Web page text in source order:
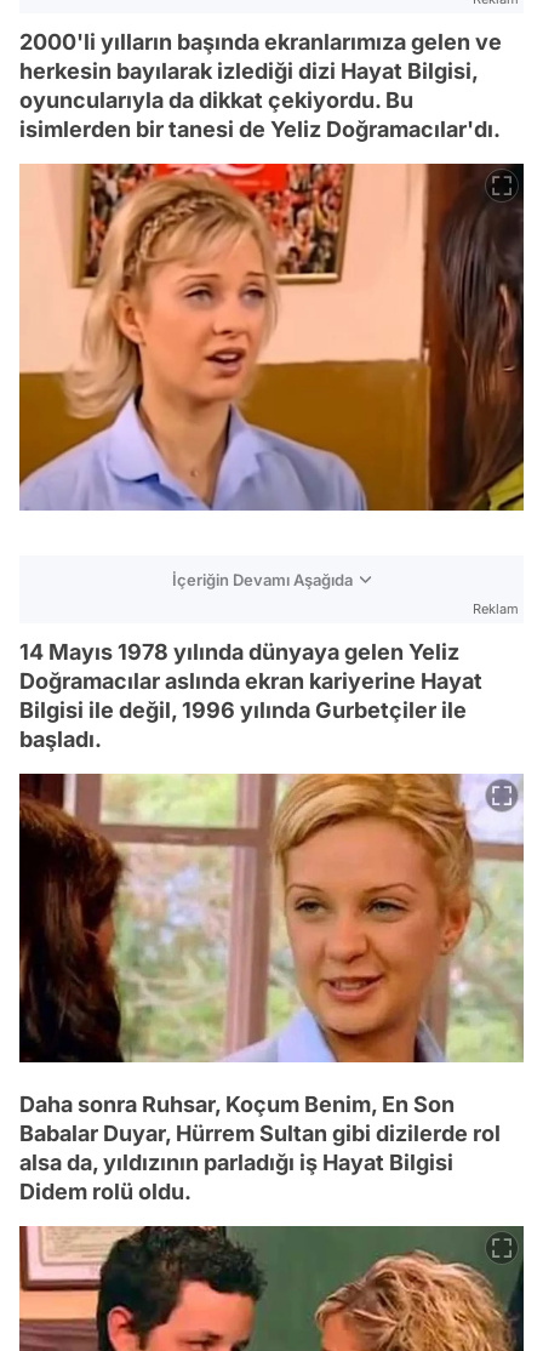
2000'li yılların başında ekranlarımıza gelen ve
herkesin bayılarak izlediği dizi Hayat Bilgisi,
oyuncularıyla da dikkat çekiyordu. Bu
isimlerden bir tanesi de Yeliz Doğramacılar'dı.
İçeriğin Devamı Aşağıda
Reklam
14 Mayıs 1978 yılında dünyaya gelen Yeliz
Doğramacılar aslında ekran kariyerine Hayat
Bilgisi ile değil, 1996 yılında Gurbetçiler ile
başladı.
Daha sonra Ruhsar, Koçum Benim, En Son
Babalar Duyar, Hürrem Sultan gibi dizilerde rol
alsa da, yıldızının parladığı iş Hayat Bilgisi
Didem rolü oldu.